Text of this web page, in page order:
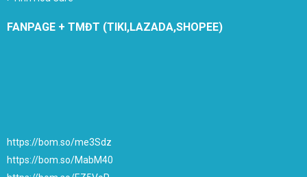
FANPAGE + TMĐT (TIKI,LAZADA,SHOPEE)
https://bom.so/me3Sdz
https://bom.so/MabM40